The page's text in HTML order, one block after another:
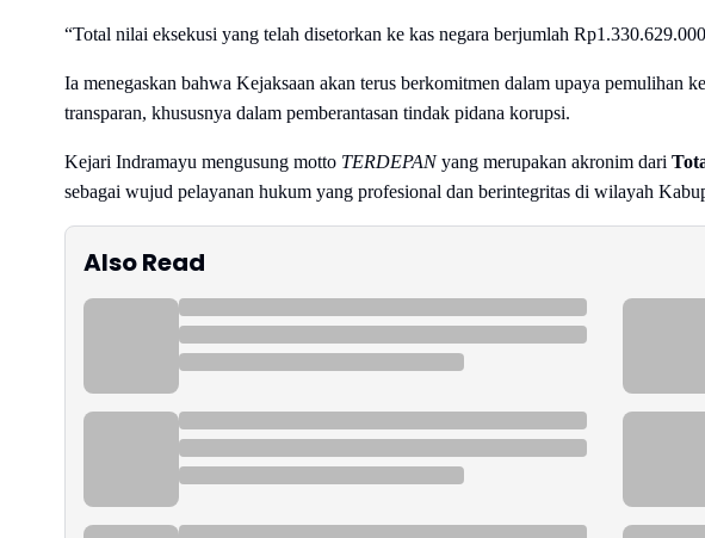
“Total nilai eksekusi yang telah disetorkan ke kas negara berjumlah
Ia menegaskan bahwa Kejaksaan akan terus berkomitmen dalam upaya pemulihan
transparan, khususnya dalam pemberantasan tindak pidana korupsi.
Kejari Indramayu mengusung motto TERDEPANyang merupakan akronim dari
sebagai wujud pelayanan hukum yang profesional dan berintegritas di wilayah
Also Read